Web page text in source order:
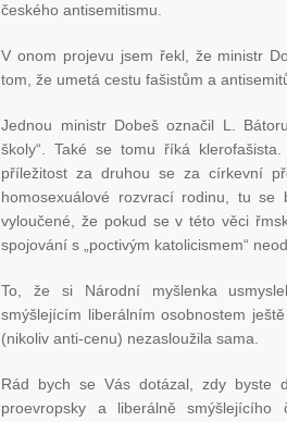
českého antisemitismu.
V onom projevu jsem řekl, že ministr
tom, že umetá cestu fašistům a
Jednou ministr Dobeš označil L.
školy“. Také se tomu říká
příležitost za druhou se za církevní
homosexuálové rozvrací rodinu, tu
vyloučené, že pokud se v této věci
spojování s „poctivým katolicismem“
To, že si Národní myšlenka
smýšlejícím liberálním osobnostem
(nikoliv anti-cenu) nezasloužila sama.
Rád bych se Vás dotázal, zdy byste
proevropsky a liberálně